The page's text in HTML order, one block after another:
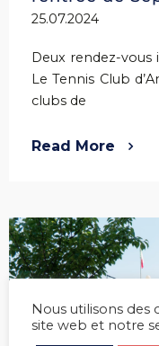
25.07.2024
Deux rendez-
Le Tennis Club
clubs de
Read More
Nous utilisons
site web et notre